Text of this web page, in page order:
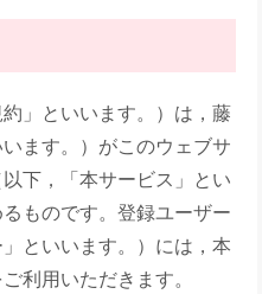
」といいます。）は，藤
ます。）がこのウェブサ
下，「本サービス」とい
ものです。登録ユーザー
といいます。）には，本
利用いただきます。